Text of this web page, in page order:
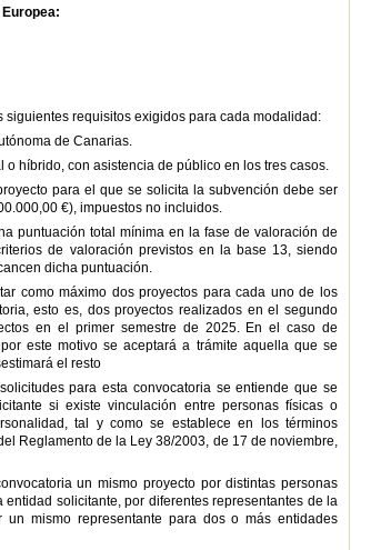
siguientes requisitos exigidos para cada modalidad:
de Canarias.
o híbrido, con asistencia de público en los tres casos.
para el que se solicita la subvención debe ser
€), impuestos no incluidos.
puntuación total mínima en la fase de valoración de
de valoración previstos en la base 13, siendo
dicha puntuación.
como máximo dos proyectos para cada uno de los
esto es, dos proyectos realizados en el segundo
en el primer semestre de 2025. En el caso de
este motivo se aceptará a trámite aquella que se
el resto
para esta convocatoria se entiende que se
si existe vinculación entre personas físicas o
tal y como se establece en los términos
Reglamento de la Ley 38/2003, de 17 de noviembre,
un mismo proyecto por distintas personas
solicitante, por diferentes representantes de la
un mismo representante para dos o más entidades